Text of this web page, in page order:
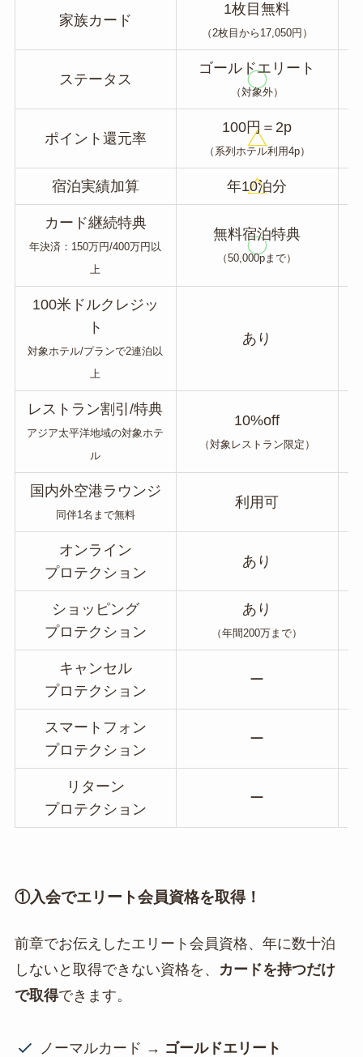
家族カード
1枚目無料
（2枚目から17,050円）
ステータス
ゴールドエリート
（対象外）
ポイント還元率
100円＝2p
（系列ホテル利用4p）
宿泊実績加算 年10泊分
カード継続特典
年決済：150万円/400万円以
上
無料宿泊特典
（50,000pまで）
100米ドルクレジッ
ト
対象ホテル/プランで2連泊以
上
あり
レストラン割引/特典
アジア太平洋地域の対象ホテ
ル
10%off
（対象レストラン限定）
国内外空港ラウンジ
同伴1名まで無料
利用可
オンライン
プロテクション
あり
ショッピング
プロテクション
あり
（年間200万まで）
キャンセル
プロテクション
ー
スマートフォン
プロテクション
ー
リターン
プロテクション
ー
①入会でエリート会員資格を取得！
前章でお伝えしたエリート会員資格、年に数十泊
しないと取得できない資格を、
カードを持つだけ
で取得できます。
ノーマルカード → ゴールドエリート